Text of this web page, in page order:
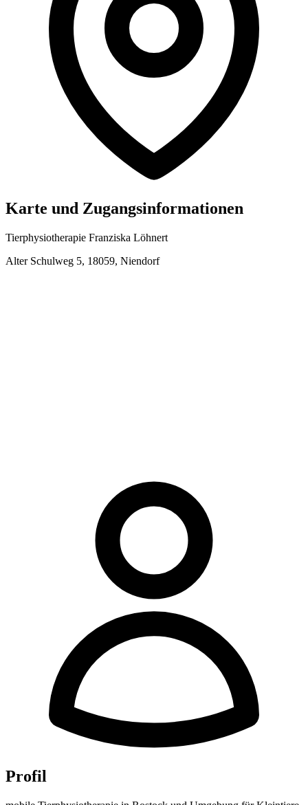
Karte und Zugangsinformationen
Tierphysiotherapie Franziska Löhnert
Alter Schulweg 5, 18059, Niendorf
Profil